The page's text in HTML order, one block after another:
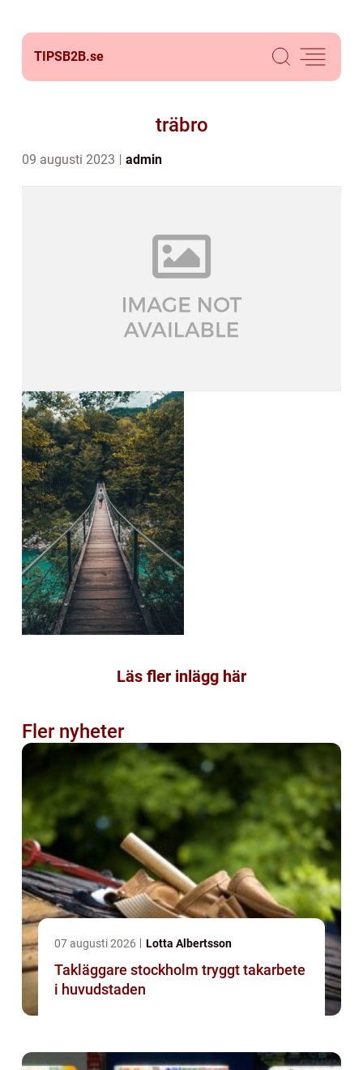
TIPSB2B.se
träbro
09 augusti 2023 admin
Läs fler inlägg här
Fler nyheter
07 augusti 2026 Lotta Albertsson
Takläggare stockholm tryggt takarbete
i huvudstaden